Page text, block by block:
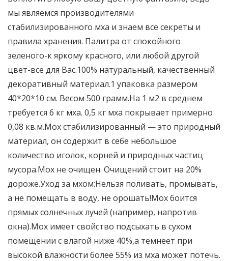
мы являемся производителями
стабилизированного мха и знаем все секреты и
правила хранения. Палитра от спокойного
зеленого-к яркому красного, или любой другой
цвет-все для Вас.100% натуральный, качественный
декоративный материал.1 упаковка размером
40*20*10 см. Весом 500 грамм.На 1 м2 в среднем
требуется 6 кг мха. 0,5 кг мха покрывает примерно
0,08 кв.м.Мох стабилизированный — это природный
материал, он содержит в себе небольшое
количество иголок, корней и природных частиц
мусора.Мох не очищен. Очищений стоит на 20%
дороже.Уход за мхом:Нельзя поливать, промывать,
а не помещать в воду, не орошать!Мох боится
прямых солнечных лучей (например, напротив
окна).Мох имеет свойство подсыхать в сухом
помещении с влагой ниже 40%,а темнеет при
высокой влажности более 55% из мха может потечь.